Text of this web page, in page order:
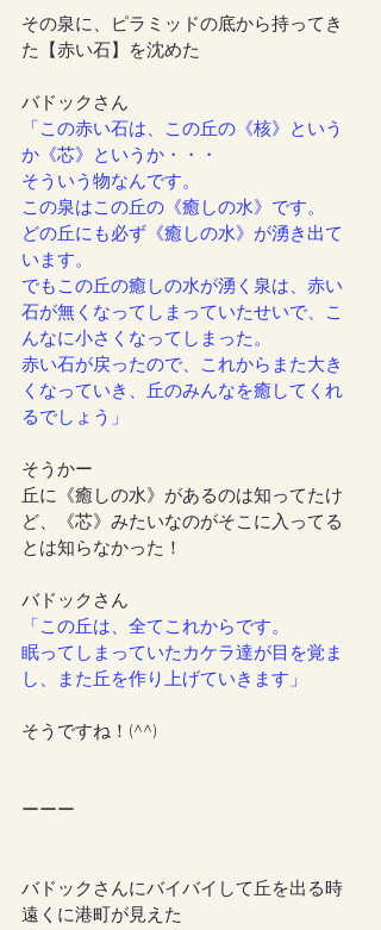
その泉に、ピラミッドの底から持ってき
た【赤い石】を沈めた
バドックさん
「この赤い石は、この丘の《核》という
か《芯》というか・・・
そういう物なんです。
この泉はこの丘の《癒しの水》です。
どの丘にも必ず《癒しの水》が湧き出て
います。
でもこの丘の癒しの水が湧く泉は、赤い
石が無くなってしまっていたせいで、こ
んなに小さくなってしまった。
赤い石が戻ったので、これからまた大き
くなっていき、丘のみんなを癒してくれ
るでしょう」
そうかー
丘に《癒しの水》があるのは知ってたけ
ど、《芯》みたいなのがそこに入ってる
とは知らなかった！
バドックさん
「この丘は、全てこれからです。
眠ってしまっていたカケラ達が目を覚ま
し、また丘を作り上げていきます」
そうですね！(^^)
ーーー
バドックさんにバイバイして丘を出る時
遠くに港町が見えた